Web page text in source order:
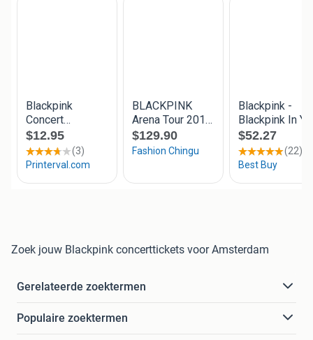
Zoek jouw Blackpink concerttickets voor Amsterdam
Gerelateerde zoektermen
Populaire zoektermen